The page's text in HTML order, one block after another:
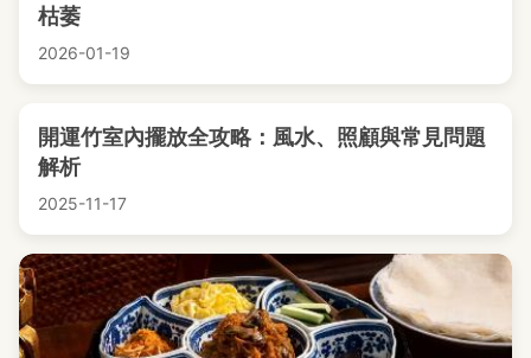
枯萎
2026-01-19
開運竹室內擺放全攻略：風水、照顧與常見問題
解析
2025-11-17